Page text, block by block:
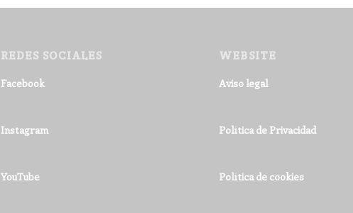
REDES SOCIALES
Facebook
Instagram
YouTube
WEBSITE
Aviso legal
Política de Privacidad
Política de cookies